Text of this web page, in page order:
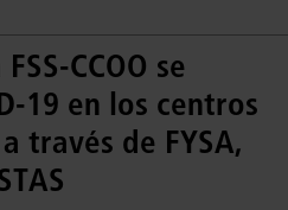
CCOO se
19 en los centros
través de FYSA,